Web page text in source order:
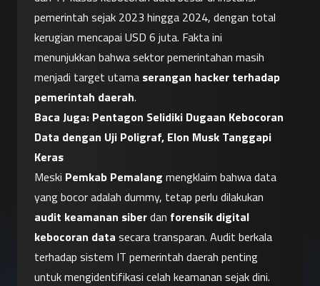
pemerintah sejak 2023 hingga 2024, dengan total
kerugian mencapai USD 6 juta. Fakta ini
menunjukkan bahwa sektor pemerintahan masih
menjadi target utama serangan hacker terhadap
pemerintah daerah.
Baca Juga: Pentagon Selidiki Dugaan Kebocoran
Data dengan Uji Poligraf, Elon Musk Tanggapi
Keras
Meski Pemkab Pemalang mengklaim bahwa data
audit keamanan siber dan forensik digital
kebocoran data secara transparan. Audit berkala
terhadap sistem IT pemerintah daerah penting
untuk mengidentifikasi celah keamanan sejak dini.